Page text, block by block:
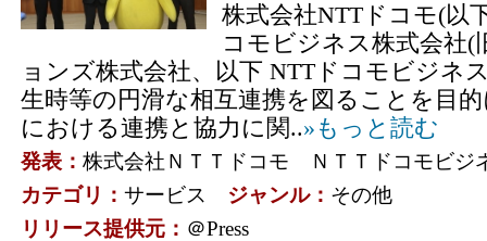
株式会社NTTドコモ(以
コモビジネス株式会社(
ョンズ株式会社、以下 NTTドコモビジネ
生時等の円滑な相互連携を図ることを目
における連携と協力に関..»もっと読む
発表： 株式会社ＮＴＴドコモ ＮＴＴドコモビジ
カテゴリ： サービス ジャンル： その他
リリース提供元： ＠Press